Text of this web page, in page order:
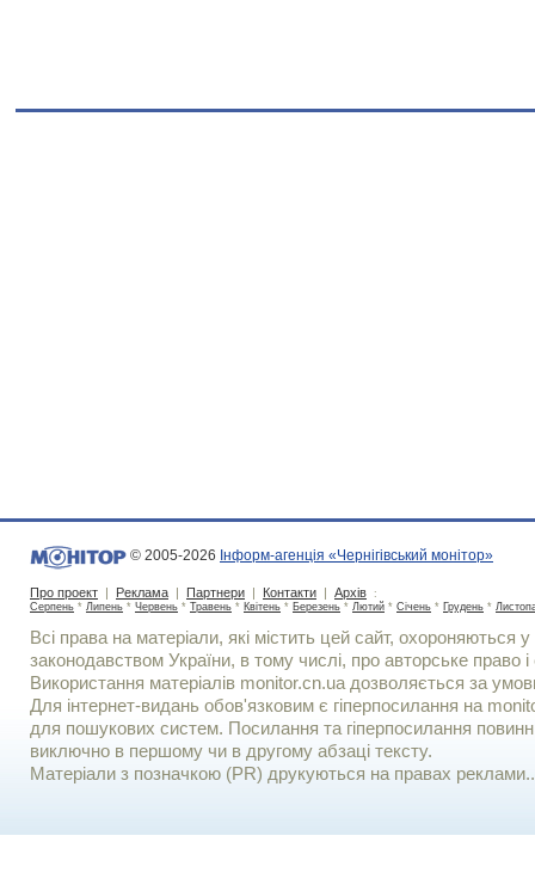
© 2005-2026 Інформ-агенція «Чернігівський монітор»
Про проект | Реклама | Партнери | Контакти | Архів :
Серпень * Липень * Червень * Травень * Квітень * Березень * Лютий * Січень * Грудень *
Всі права на матеріали, які містить цей сайт, охороняються у
законодавством України, в тому числі, про авторське право і
Використання матерiалiв monitor.cn.ua дозволяється за
Для iнтернет-видань обов'язковим є гiперпосилання на
для пошукових систем. Посилання та гіперпосилання
виключно в першому чи в другому абзаці тексту.
Матеріали з позначкою (PR) друкуються на правах реклами..